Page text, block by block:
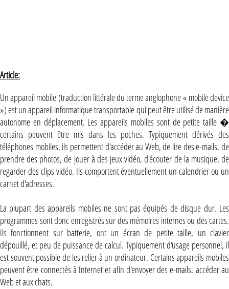
Article:
Un appareil mobile (traduction littérale du terme anglophone « mobile device
») est un appareil informatique transportable qui peut être utilisé de manière
autonome en déplacement. Les appareils mobiles sont de petite taille �
certains peuvent être mis dans les poches. Typiquement dérivés des
téléphones mobiles, ils permettent d'accéder au Web, de lire des e-mails, de
prendre des photos, de jouer à des jeux vidéo, d'écouter de la musique, de
regarder des clips vidéo. Ils comportent éventuellement un calendrier ou un
carnet d'adresses.
La plupart des appareils mobiles ne sont pas équipés de disque dur. Les
programmes sont donc enregistrés sur des mémoires internes ou des cartes.
Ils fonctionnent sur batterie, ont un écran de petite taille, un clavier
dépouillé, et peu de puissance de calcul. Typiquement d'usage personnel, il
est souvent possible de les relier à un ordinateur. Certains appareils mobiles
peuvent être connectés à Internet et afin d'envoyer des e-mails, accéder au
Web et aux chats.